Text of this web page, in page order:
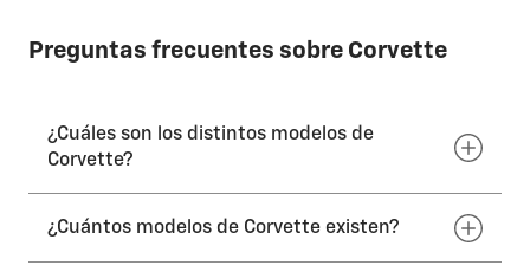
Preguntas frecuentes sobre Corvette
¿Cuáles son los distintos modelos de
Corvette?
Los modelos actuales incluyenStingray
Grand
Sport, Z06,ZR1yZR1X.
¿Cuántos modelos de Corvette existen?